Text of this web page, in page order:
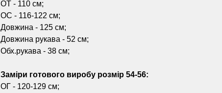
ОТ - 110 см;
ОС - 116-122 см;
Довжина - 125 см;
Довжина рукава - 52 см;
Обх.рукава - 38 см;
Заміри готового виробу розмір 54-56:
ОГ - 120-129 см;